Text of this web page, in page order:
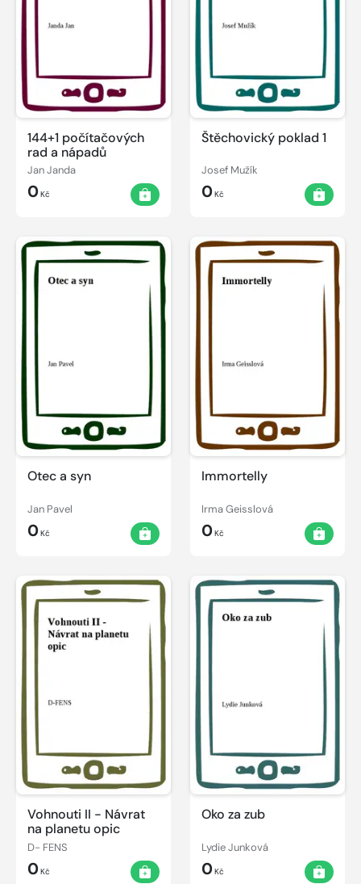
144+1 počítačových
rad a nápadů
Jan Janda
0Kč
Štěchovický poklad 1
Josef Mužík
0Kč
Otec a syn
Jan Pavel
0Kč
Immortelly
Irma Geisslová
0Kč
Vohnouti II - Návrat
na planetu opic
D- FENS
0Kč
Oko za zub
Lydie Junková
0Kč